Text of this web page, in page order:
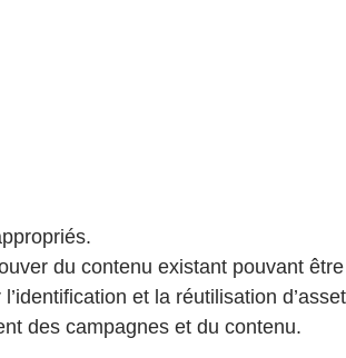
du contenu existant pouvant
et la réutilisation
des campagnes et du contenu.